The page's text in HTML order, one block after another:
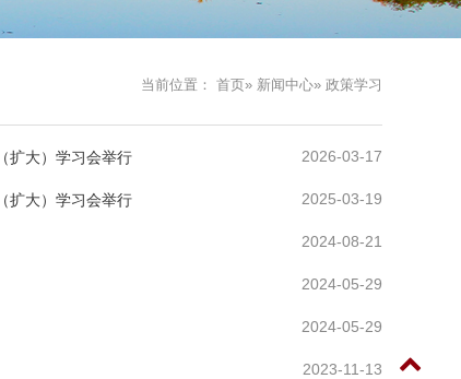
当前位置： 首页» 新闻中心» 政策学习
2026-03-17
扩大）学习会举行
2025-03-19
扩大）学习会举行
2024-08-21
2024-05-29
2024-05-29
2023-11-13